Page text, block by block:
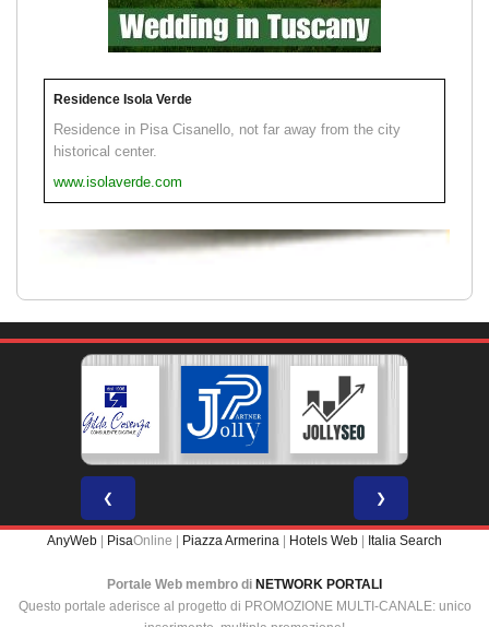
Residence Isola Verde
Residence in Pisa Cisanello, not far away from the city
historical center.
www.isolaverde.com
❮ ❯
AnyWeb PisaOnline | Piazza Armerina Hotels Web Italia Search
Portale Web membro di NETWORK PORTALI
Questo portale aderisce al progetto di PROMOZIONE MULTI-CANALE: unico